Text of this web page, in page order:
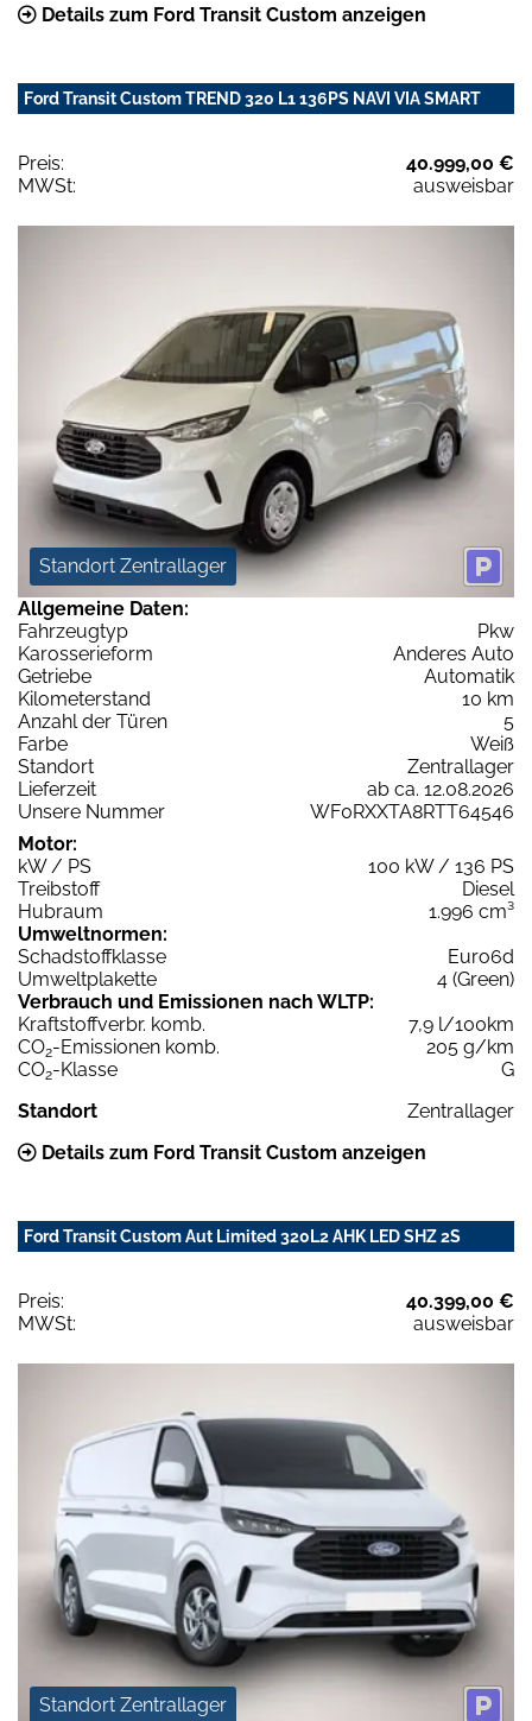
Details zum Ford Transit Custom anzeigen
Ford Transit Custom TREND 320 L1 136PS NAVI VIA SMART
Preis:
40.999,00 €
MWSt:
ausweisbar
Standort Zentrallager
Allgemeine Daten:
Fahrzeugtyp
Pkw
Karosserieform
Anderes Auto
Getriebe
Automatik
Kilometerstand
10 km
Anzahl der Türen
5
Farbe
Weiß
Standort
Zentrallager
Lieferzeit
ab ca. 12.08.2026
Unsere Nummer
WF0RXXTA8RTT64546
Motor:
kW / PS
100 kW / 136 PS
Treibstoff
Diesel
Hubraum
1.996 cm³
Umweltnormen:
Schadstoffklasse
Euro6d
Umweltplakette
4 (Green)
Verbrauch und Emissionen nach WLTP:
Kraftstoffverbr. komb.
7,9 l/100km
CO2-Emissionen komb.
205 g/km
CO2-Klasse
G
Standort
Zentrallager
Details zum Ford Transit Custom anzeigen
Ford Transit Custom Aut Limited 320L2 AHK LED SHZ 2S
Preis:
40.399,00 €
MWSt:
ausweisbar
Standort Zentrallager